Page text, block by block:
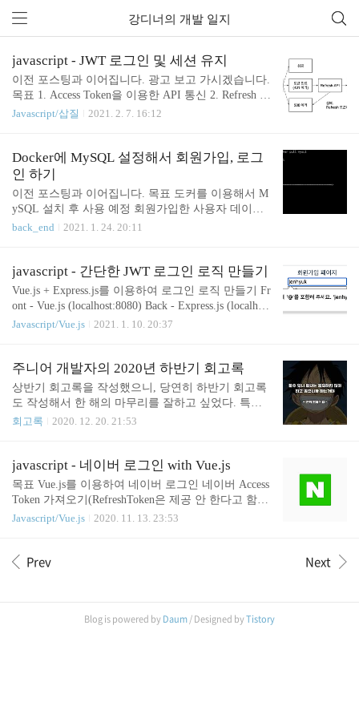
강디너의 개발 일지
javascript - JWT 로그인 및 세션 유지
이전 포스팅과 이어집니다. 광고 보고 가시겠습니다.
목표 1. Access Token을 이용한 API 통신 2. Refresh To
ken을 이용한 Access Token 갱신 3. 사용자 모르게 토
니다. 준비 front - Vue 만든거 열기 back - API 서버
열기 docker - 만들어둔 컨네이너 시작해서 DB 열기
Git - github.com/DinnerKang/study_vue/tree/master/todo
-list Docker - kdinner.tistory.com/99?category=312484 L
ogin API 입니다. 사용자는 로그인을 해서 토큰을 얻
어왔습니다. 토큰을 쿠키에 ..
Javascript/삽질 2021. 2. 7. 16:12
Docker에 MySQL 설정해서 회원가입, 로그
인 하기
이전 포스팅과 이어집니다. 목표 도커를 이용해서 M
ySQL 설치 후 사용 예정 회원가입한 사용자 데이터
를 MySQL에 저장 로그인 시 JWT 토큰 저장 이전에
데이터베이스 관리 도구 사용하겠습니다. Mac에 도
커가 설치되어있다고 가정하겠습니다. mysql pull 받
기 docker pull 이미지이름 mysql 이미지 확인 docker i
mages 도커 컨테이너 생성 및 실행 docker run -d -p 33
06:3306 -e MYSQL_ROOT_PASSWORD=password --n
sql -..
back_end 2021. 1. 24. 20:11
javascript - 간단한 JWT 로그인 로직 만들기
Vue.js + Express.js를 이용하여 로그인 로직 만들기 Fr
ont - Vue.js (localhost:8080) Back - Express.js (localhos
t:5000) (코드: github.com/DinnerKang/study_vue/tree/m
줘야 합니다. Front - axios baseURL 설정 axios.default
s.baseURL = 'http://localhost:5000'; Back- cors 설정 con
st express = require('express'); const cors = require('cor
Javascript/Vue.js 2021. 1. 10. 20:37
주니어 개발자의 2020년 하반기 회고록
상반기 회고록을 작성했으니, 당연히 하반기 회고록
도 작성해서 한 해의 마무리를 잘하고 싶었다. 특히
상반기 회고록을 재미있게 봤다는 피드백을 많이 받
을 늦게 작성할 것 같았는데, 코로나 덕? 분에 집에
있는 시간이 많아져서 자연스럽게 글을 쓰고 있다.
(코로나 때문에 회사에서 송년회도 못했다... 작년에
재미있었는데...) 1. 회사 코로나라서 특별한 이벤트
없이 일만 한 것 같았는데 되돌이켜보니 다양한 일이
비스 하반기 내내 새로운 광고 서비스를 오픈하는 규
모가 큰 프로젝트에 합류해서 진행했다. 배경을 잠깐
회고록 2020. 12. 20. 21:53
javascript - 네이버 로그인 with Vue.js
목표 Vue.js를 이용하여 네이버 로그인 네이버 Access
Token 가져오기(RefreshToken은 제공 안 한다고 함)
AccessToken을 이용해서 네이버 API 사용하기 준비
래 코드 삽입 (Naver SDK) 2. DOM이 mount 된 후에
----------Xfk", callbackUrl: "http:..
Javascript/Vue.js 2020. 11. 13. 23:53
Prev Next
Blog is powered by Daum/ Designed byTistory